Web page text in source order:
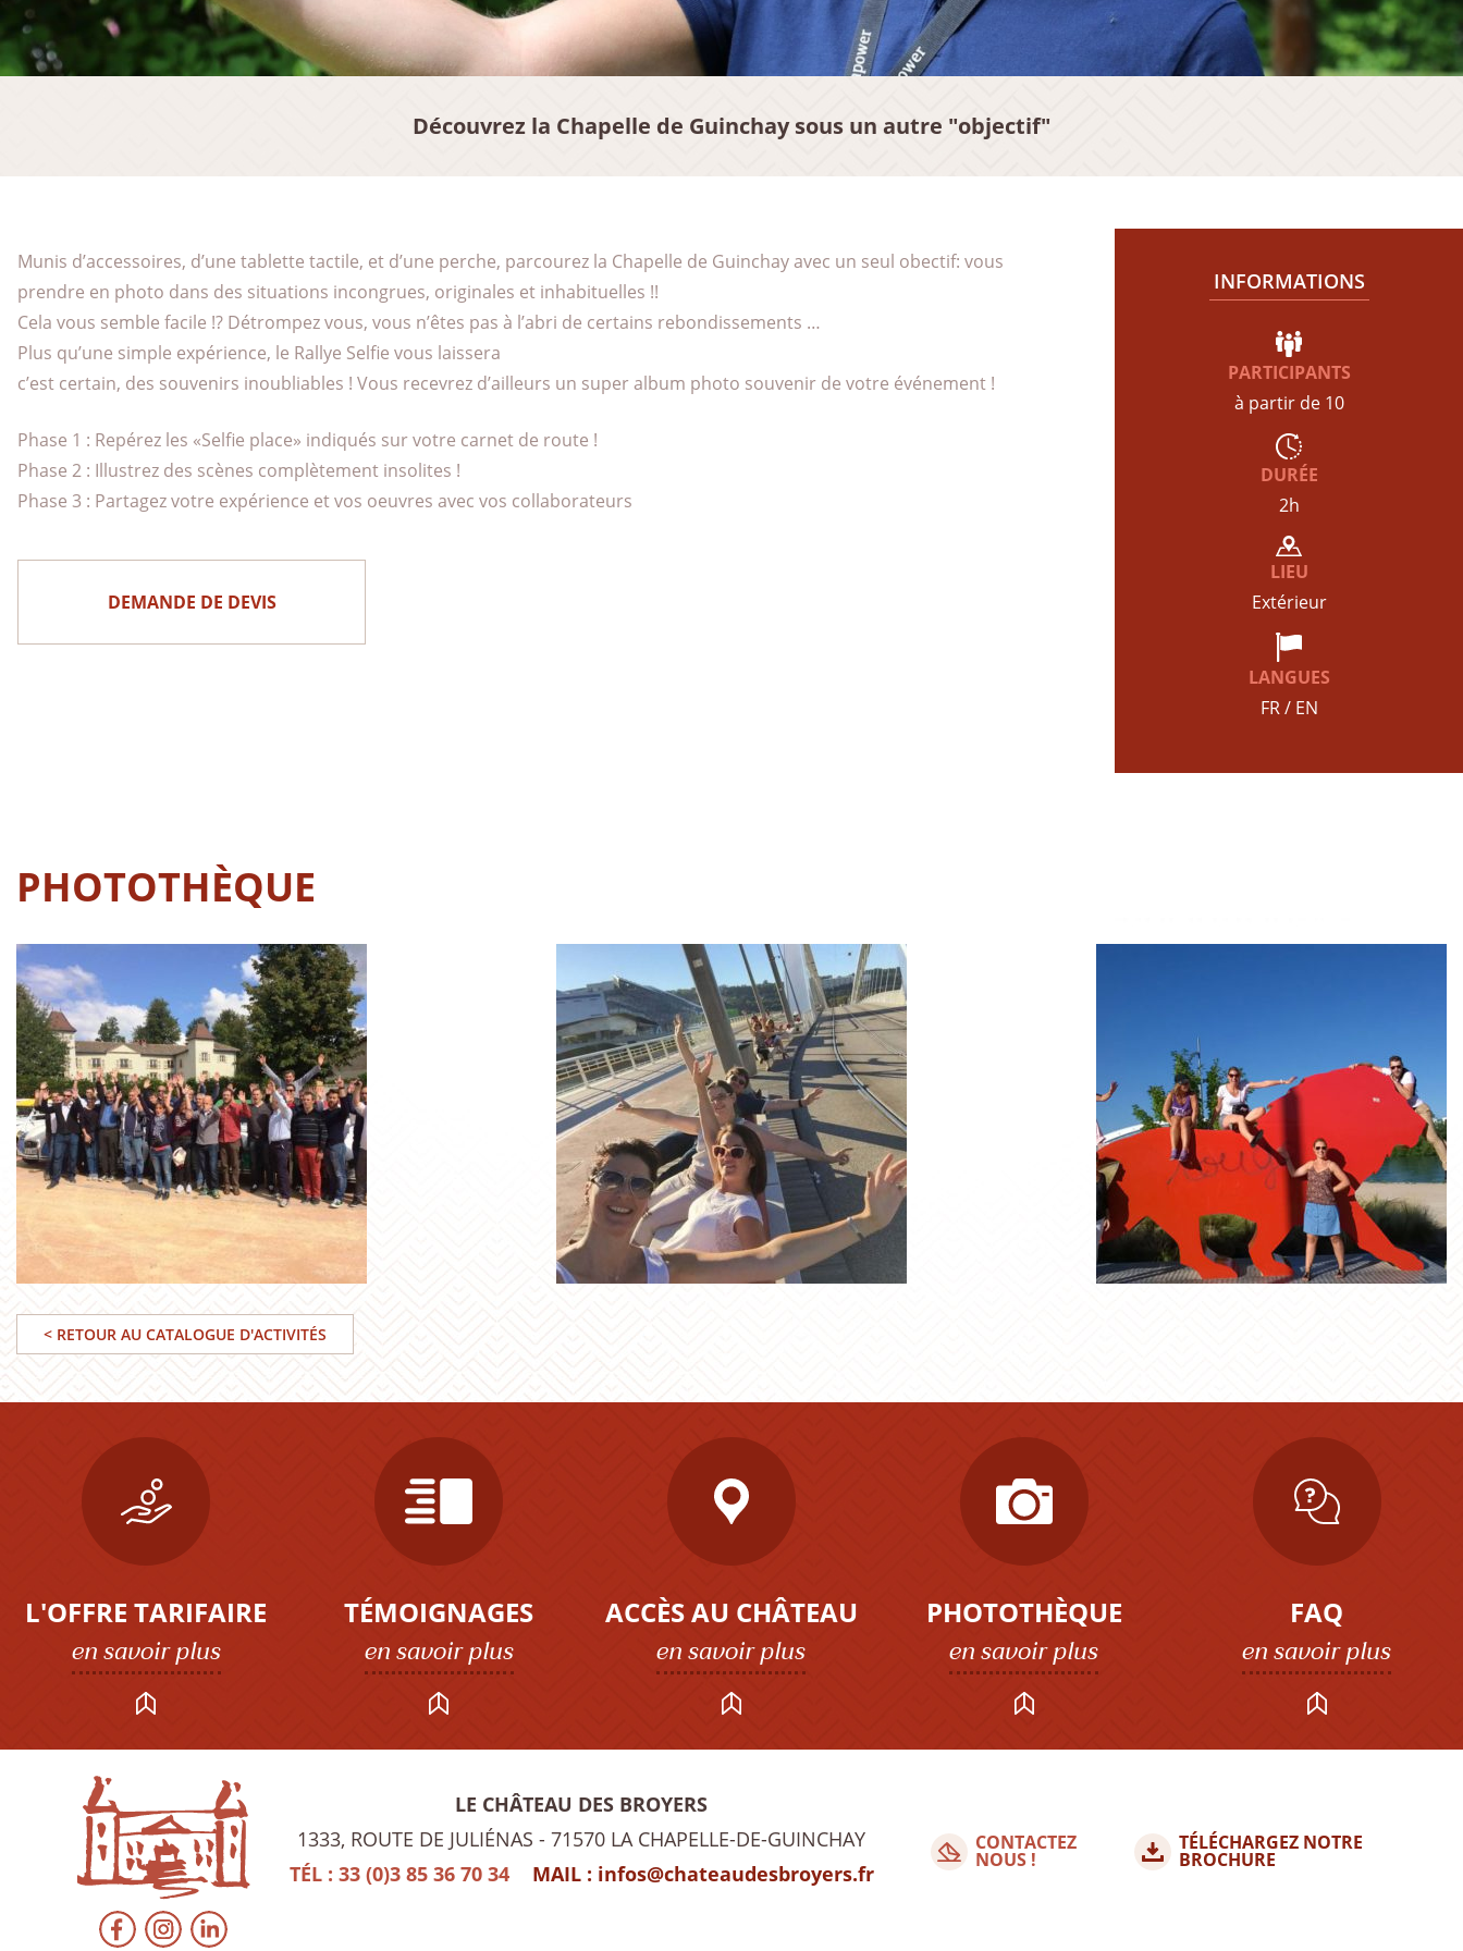
Découvrez la Chapelle de Guinchay sous un autre "objectif"
Munis d’accessoires, d’une tablette tactile, et d’une perche, parcourez la Chapelle de Guinchay avec un seul obectif: vous
prendre en photo dans des situations incongrues, originales et inhabituelles !!
Cela vous semble facile !? Détrompez vous, vous n’êtes pas à l’abri de certains rebondissements …
Plus qu’une simple expérience, le Rallye Selfie vous laissera
c’est certain, des souvenirs inoubliables ! Vous recevrez d’ailleurs un super album photo souvenir de votre événement !
Phase 1 : Repérez les «Selfie place» indiqués sur votre carnet de route !
Phase 2 : Illustrez des scènes complètement insolites !
Phase 3 : Partagez votre expérience et vos oeuvres avec vos collaborateurs
DEMANDE DE DEVIS
INFORMATIONS
PARTICIPANTS
à partir de 10
DURÉE
2h
LIEU
Extérieur
LANGUES
FR / EN
PHOTOTHÈQUE
< RETOUR AU CATALOGUE D'ACTIVITÉS
L'OFFRE TARIFAIRE
en savoir plus
TÉMOIGNAGES
en savoir plus
ACCÈS AU CHÂTEAU
en savoir plus
PHOTOTHÈQUE
en savoir plus
FAQ
en savoir plus
LE CHÂTEAU DES BROYERS
1333, ROUTE DE JULIÉNAS 71570 LA CHAPELLE-DE-GUINCHAY
TÉL : 33 (0)3 85 36 70 34
MAIL : infos@chateaudesbroyers.fr
CONTACTEZ
NOUS !
TÉLÉCHARGEZ NOTRE
BROCHURE